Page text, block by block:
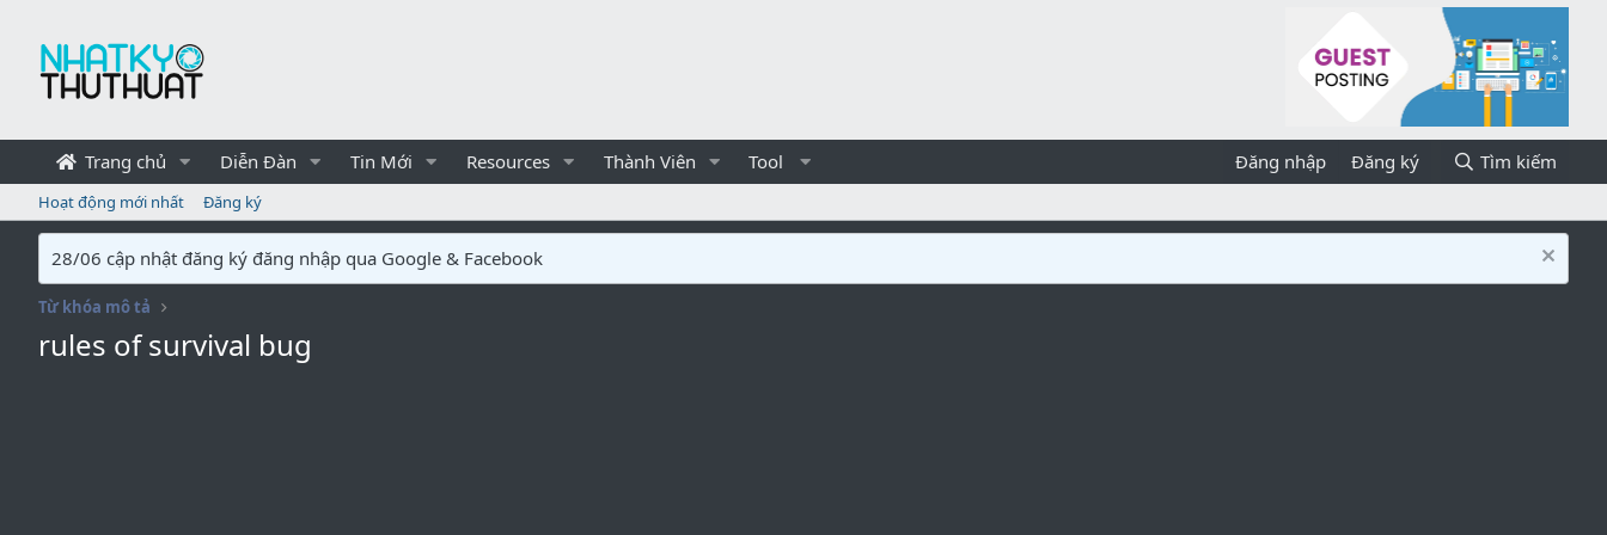
Trang chủ Diễn Đàn Tin Mới Resources Thành Viên Tool Đăng nhập Đăng ký Tìm kiếm
Hoạt động mới nhất Đăng ký
28/06 cập nhật đăng ký đăng nhập qua Google & Facebook
Từ khóa mô tả
rules of survival bug